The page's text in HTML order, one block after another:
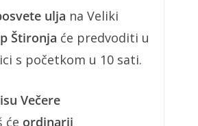
ulja na Veliki
Štironja će predvoditi u
s početkom u 10 sati.
Večere
će ordinarij